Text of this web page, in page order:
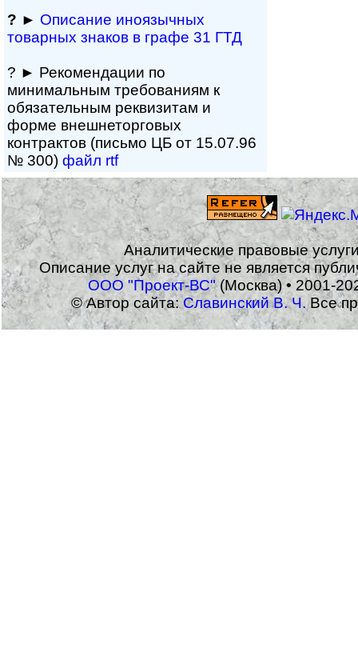
? ► Описание иноязычных
товарных знаков в графе 31 ГТД
? ► Рекомендации по
минимальным требованиям к
обязательным реквизитам и
форме внешнеторговых
контрактов (письмо ЦБ от 15.07.96
№ 300) файл rtf
Аналитические правовые
Описание услуг на сайте не является
ООО "Проект-ВС"(Москва) • 2001-
© Автор сайта:Славинский В. Ч.Все